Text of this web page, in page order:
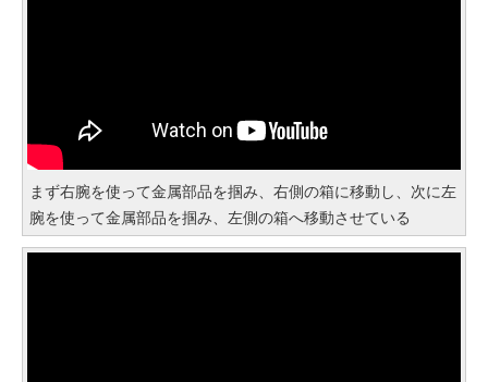
まず右腕を使って金属部品を掴み、右側の箱に移動し、次に左
腕を使って金属部品を掴み、左側の箱へ移動させている